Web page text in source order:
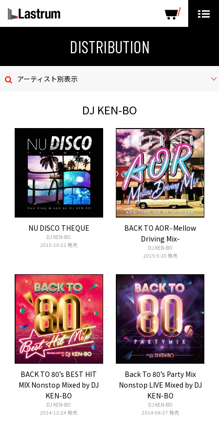
LABEL PRODUCTS
デモテープ
プライバシーポリシー
ENGLISH PAGE
DISTRIBUTION
アーティスト別表示
DJ KEN-BO
NU DISCO THEQUE
DJ KEN-BO
2015-10-21 発売
BACK TO AOR‒Mellow
Driving Mix-
DJ KEN-BO
2015-5-20 発売
BACK TO 80’s BEST HIT
MIX Nonstop Mixed by DJ
KEN-BO
DJ KEN-BO
2014-12-24 発売
Back To 80’s Party Mix
Nonstop LIVE Mixed by DJ
KEN-BO
DJ KEN-BO
2014-08-27 発売